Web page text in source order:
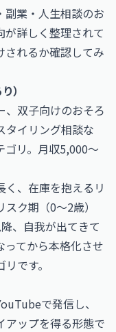
副業・人生相談のお
が詳しく整理されて
されるか確認してみ
）
、双子向けのおそろ
タイリング相談な
ゴリ。月収5,000〜
く、在庫を抱えるリ
ク期（0〜2歳）
、自我が出てきて
てから本格化させ
です。
で発信し、
アップを得る形態で